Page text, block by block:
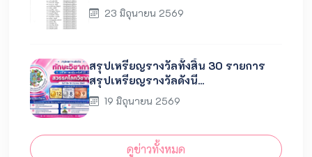
23 มิถุนายน 2569
สรุปเหรียญรางวัลทั้งสิ้น 30 รายการ
สรุปเหรียญรางวัลดังนี...
19 มิถุนายน 2569
ดูข่าวทั้งหมด